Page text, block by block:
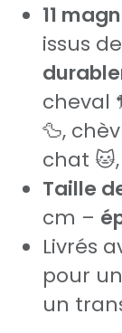
11
issus de
cheval
🦆,
chat
Taille
cm –
Livrés
pour
un